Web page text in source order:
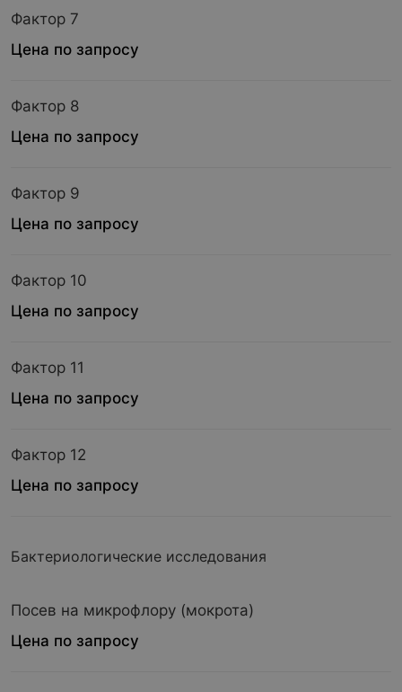
Фактор 7
Цена по запросу
Фактор 8
Цена по запросу
Фактор 9
Цена по запросу
Фактор 10
Цена по запросу
Фактор 11
Цена по запросу
Фактор 12
Цена по запросу
Бактериологические исследования
Посев на микрофлору (мокрота)
Цена по запросу